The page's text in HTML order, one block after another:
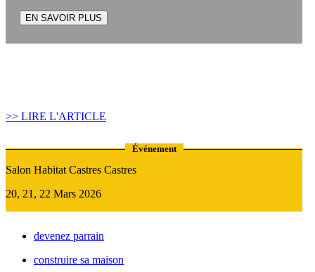
EN SAVOIR PLUS
>> LIRE L'ARTICLE
Événement
Salon Habitat Castres Castres
20, 21, 22 Mars 2026
devenez parrain
construire sa maison